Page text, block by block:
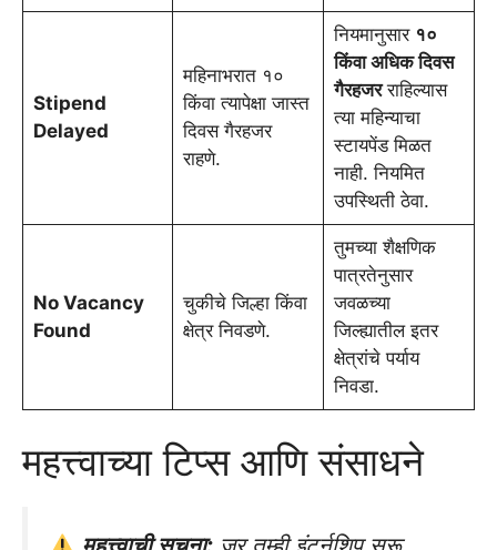
Stipend
Delayed
महिनाभरात १०
किंवा त्यापेक्षा जास्त
दिवस गैरहजर
राहणे.
नियमानुसार १०
किंवा अधिक दिवस
गैरहजरराहिल्यास
त्या महिन्याचा
स्टायपेंड मिळत
नाही. नियमित
उपस्थिती ठेवा.
No Vacancy
Found
चुकीचे जिल्हा किंवा
क्षेत्र निवडणे.
तुमच्या शैक्षणिक
पात्रतेनुसार
जवळच्या
जिल्ह्यातील इतर
क्षेत्रांचे पर्याय
निवडा.
महत्त्वाच्या टिप्स आणि संसाधने